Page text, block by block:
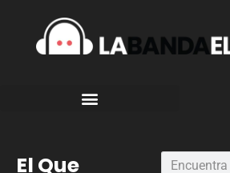
El Que